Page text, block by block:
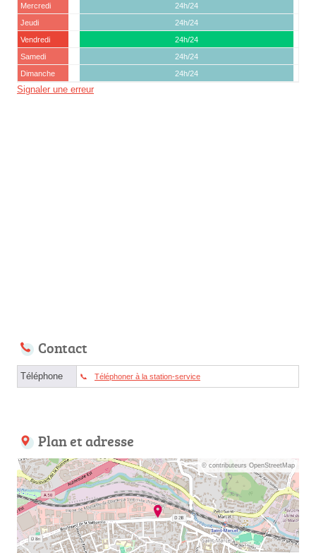
Mercredi
24h/24
Jeudi
24h/24
Vendredi
24h/24
Samedi
24h/24
Dimanche
24h/24
Signaler une erreur
Contact
Téléphone Téléphoner à la station-service
Plan et adresse
© contributeurs OpenStreetMap